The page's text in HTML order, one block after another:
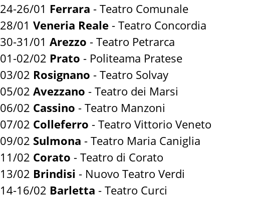
24-26/01 Ferrara - Teatro Comunale
28/01 Veneria Reale - Teatro Concordia
30-31/01 Arezzo - Teatro Petrarca
01-02/02 Prato - Politeama Pratese
03/02 Rosignano - Teatro Solvay
05/02 Avezzano - Teatro dei Marsi
06/02 Cassino - Teatro Manzoni
07/02 Colleferro - Teatro Vittorio Veneto
09/02 Sulmona - Teatro Maria Caniglia
11/02 Corato - Teatro di Corato
13/02 Brindisi - Nuovo Teatro Verdi
14-16/02 Barletta - Teatro Curci